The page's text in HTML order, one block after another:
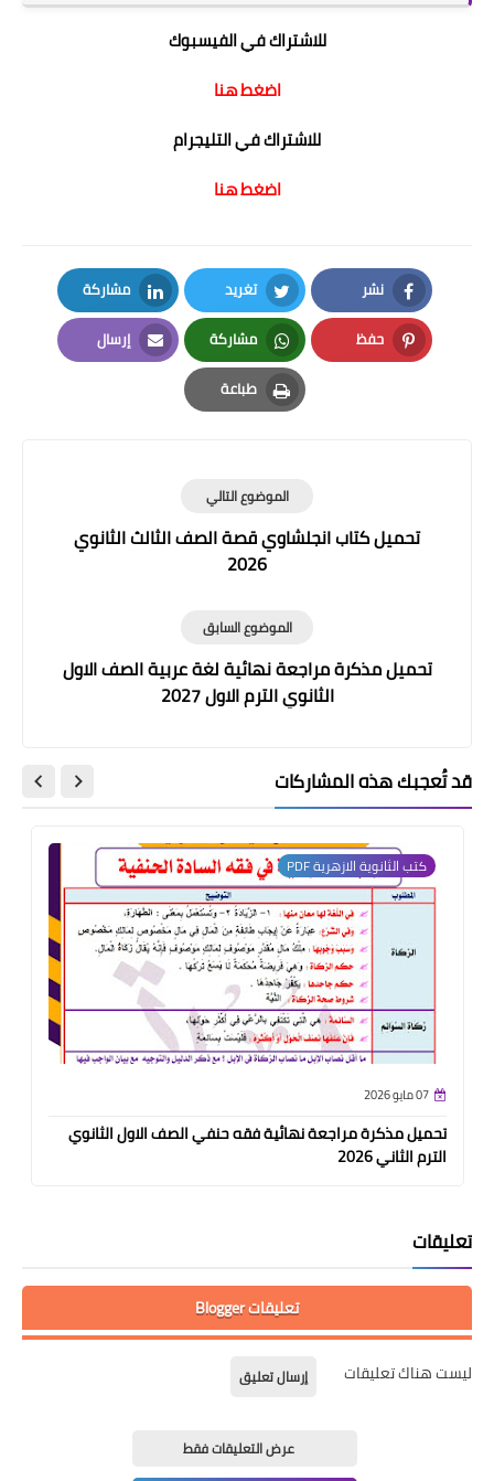
للاشتراك في الفيسبوك
اضغط هنا
للاشتراك في التليجرام
اضغط هنا
نشر
Facebook
تغريد
Twitter
مشاركة
LinkedIn
حفظ
Pinterest
مشاركة
Whatsapp
إرسال
Email
طباعة
Print
الموضوع التالي
تحميل كتاب انجلشاوي قصة الصف الثالث الثانوي
2026
الموضوع السابق
تحميل مذكرة مراجعة نهائية لغة عربية الصف الاول
الثانوي الترم الاول 2027
قد تُعجبك هذه المشاركات
كتب الثانوية الازهرية PDF
07 مايو 2026
تحميل مذكرة مراجعة نهائية فقه حنفي الصف الاول الثانوي
الترم الثاني 2026
تعليقات
تعليقات Blogger
ليست هناك تعليقات إرسال تعليق
عرض التعليقات فقط